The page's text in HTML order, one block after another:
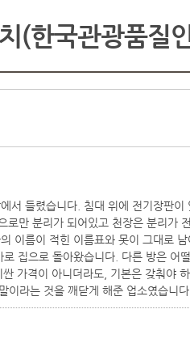
(한국관광품질
들렸습니다. 침대 위에 전기장판
만 분리가 되어있고 천장은 분리
이름이 적힌 이름표와 못이 그대로
집으로 돌아왔습니다. 다른 방은
가격이 아니더라도, 기본은 갖춰야
이라는 것을 깨닫게 해준 업소였습니다.